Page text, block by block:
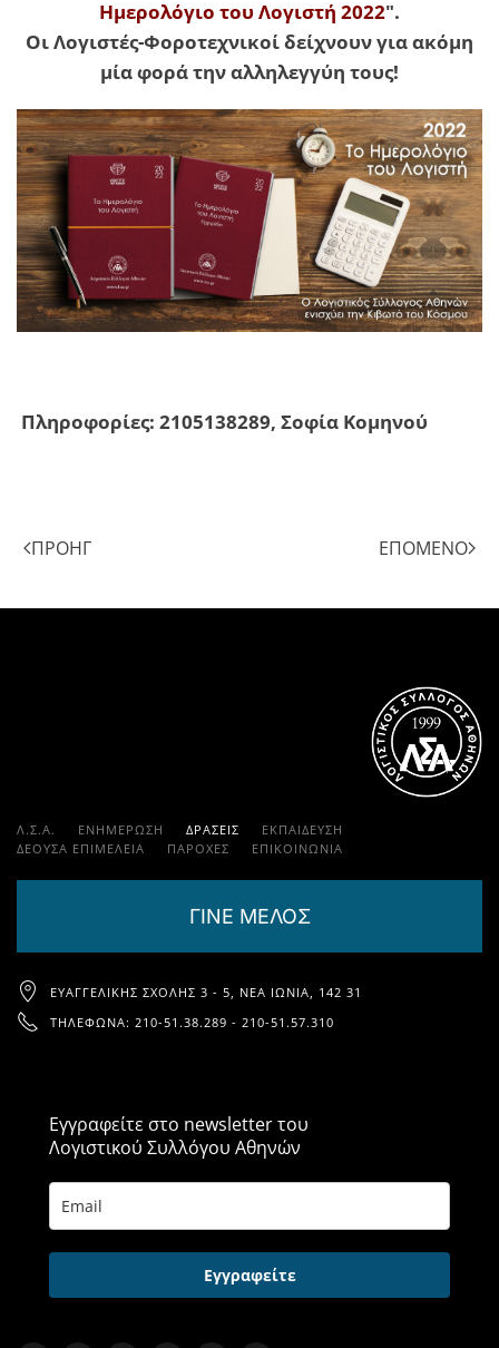
Ημερολόγιο του Λογιστή 2022".
Οι Λογιστές-Φοροτεχνικοί δείχνουν για ακόμη
μία φορά την αλληλεγγύη τους!
Πληροφορίες: 2105138289, Σοφία Κομηνού
ΠΡΟΗΓ ΕΠΌΜΕΝΟ
Λ.Σ.Α. ΕΝΗΜΕΡΩΣΗ ΔΡΑΣΕΙΣ
ΕΚΠΑΊΔΕΥΣΗ
ΔΕΟΥΣΑ ΕΠΙΜΕΛΕΙΑ
ΠΑΡΟΧΈΣ ΕΠΙΚΟΙΝΩΝΊΑ
ΓΙΝΕ ΜΕΛΟΣ
ΕΥΑΓΓΕΛΙΚΉΣ ΣΧΟΛΉΣ 3 - 5, ΝΈΑ ΙΩΝΊΑ, 142 31
ΤΗΛΈΦΩΝΑ: 210-51.38.289 - 210-51.57.310
Εγγραφείτε στο newsletter του
Λογιστικού Συλλόγου Αθηνών
Εγγραφείτε